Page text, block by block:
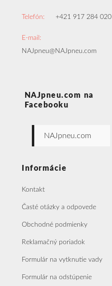
Telefón: +421 917 284 020
E-mail:
NAJpneu@NAJpneu.com
NAJpneu.com na
Facebooku
NAJpneu.com
Informácie
Kontakt
Časté otázky a odpovede
Obchodné podmienky
Reklamačný poriadok
Formulár na vytknutie vady
Formulár na odstúpenie